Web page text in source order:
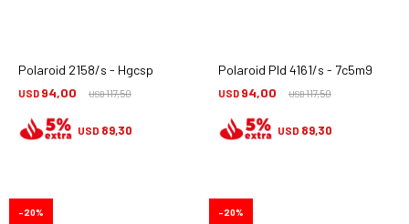
Polaroid 2158/s - Hgcsp
USD 94,00 USD117,50
USD 89,30
Polaroid Pld 4161/s - 7c5m9
USD 94,00 USD117,50
USD 89,30
20 20